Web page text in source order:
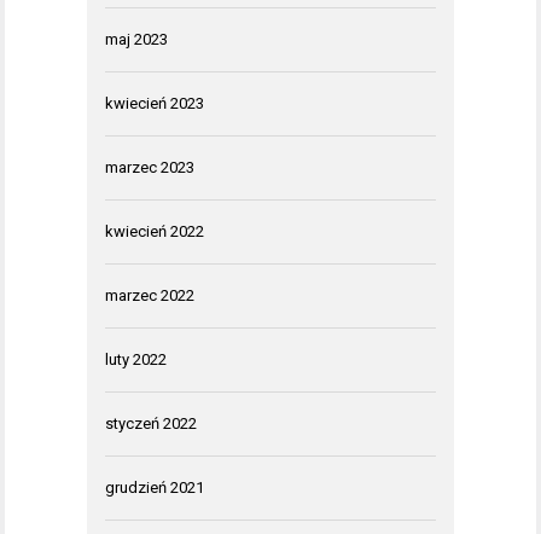
maj 2023
kwiecień 2023
marzec 2023
kwiecień 2022
marzec 2022
luty 2022
styczeń 2022
grudzień 2021